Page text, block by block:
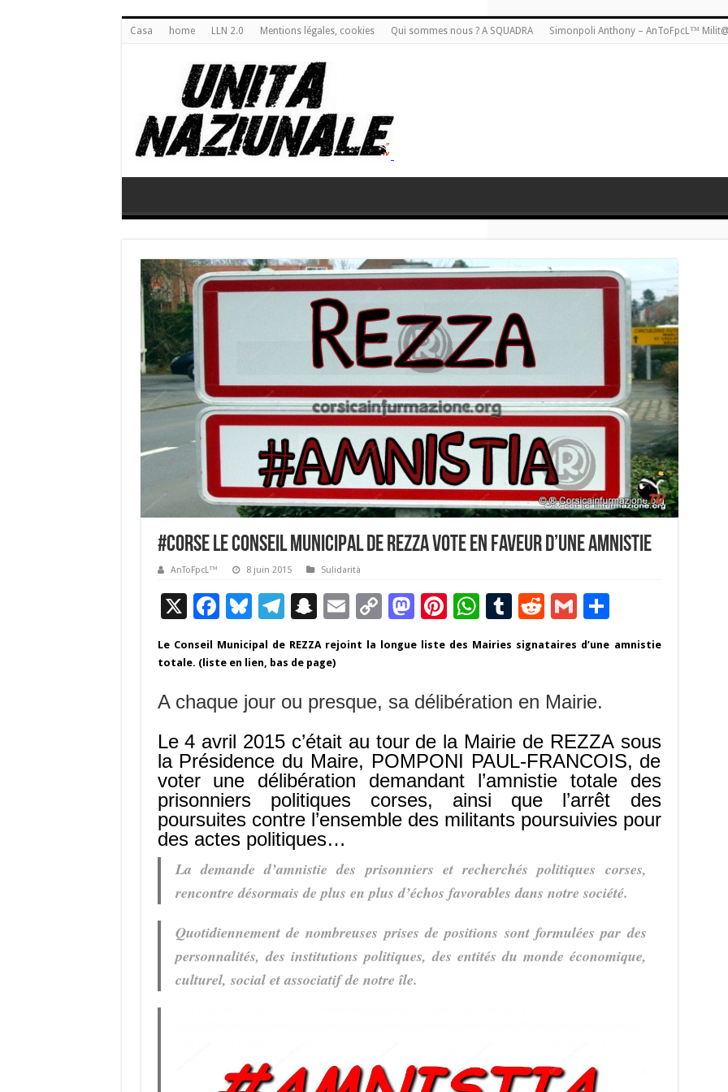
Casa home LLN 2.0 Mentions légales, cookies Qui sommes nous ? A SQUADRA Simonpoli Anthony – AnToFpcL™
#Corse Le Conseil Municipal de Rezza vote en faveur d’une amnistie
AnToFpcL™ 8 juin 2015 Sulidarità
X F
ac
e
o
o
k
Bl
u
es
T
e
a
m
S
a
c
h
at
E
m
ai
C
o
p
Li
n
k
M
as
to
o
n
Pi
nt
er
t
W
h
at
p
p
T
u
m
r
R
e
d
t
G
m
ai
P
ta
Le Conseil Municipal de REZZA rejoint la longue liste des Mairies signataires d’une amnistie
totale. (liste en lien, bas de page)
A chaque jour ou presque, sa délibération en Mairie.
Le 4 avril 2015 c’était au tour de la Mairie de REZZA sous
la Présidence du Maire, POMPONI PAUL-FRANCOIS, de
voter une délibération demandant l’amnistie totale des
prisonniers politiques corses, ainsi que l’arrêt des
poursuites contre l’ensemble des militants poursuivies pour
des actes politiques…
La demande d’amnistie des prisonniers et recherchés politiques corses,
rencontre désormais de plus en plus d’échos favorables dans notre société.
Quotidiennement de nombreuses prises de positions sont formulées par des
personnalités, des institutions politiques, des entités du monde économique,
culturel, social et associatif de notre île.